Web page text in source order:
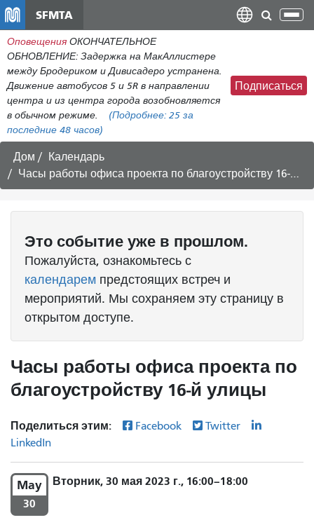
содержанию
SFMTA
Оповещения ОКОНЧАТЕЛЬНОЕ
ОБНОВЛЕНИЕ: Задержка на МакАллистере
между Бродериком и Дивисадеро устранена.
Движение автобусов 5 и 5R в направлении
центра и из центра города возобновляется
в обычном режиме.
(Подробнее: 25 за
последние 48 часов)
Подписаться
Дом
Календарь
Часы работы офиса проекта по благоустройству 16-й улицы
Это событие уже в прошлом.
Пожалуйста, ознакомьтесь с
календарем предстоящих встреч и
мероприятий. Мы сохраняем эту страницу в
открытом доступе.
Часы работы офиса проекта по
благоустройству 16-й улицы
Поделиться этим: Facebook
Twitter
LinkedIn
May
30
Вторник, 30 мая 2023 г., 16:00–18:00